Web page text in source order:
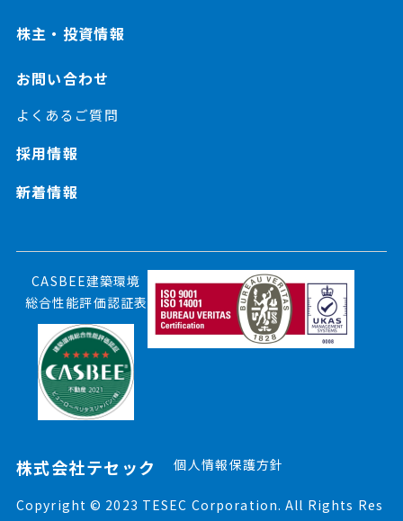
株主・投資情報
お問い合わせ
よくあるご質問
採用情報
新着情報
株式会社テセック 個人情報保護方針
Copyright © 2023 TESEC Corporation. All Rights Res
CASBEE建築環境
総合性能評価認証表